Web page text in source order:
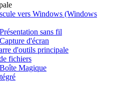
vers Windows (Windows
sans fil
d'écran
d'outils principale
fichiers
Magique